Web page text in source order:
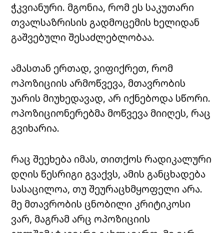
ჭკვიანური. მგონია, რომ ეს საკუთარი
თვალსაზრისის გადმოცემის ხელიდან
გაშვებული შესაძლებლობაა.
ამასთან ერთად, ვიფიქრეთ, რომ
ოპოზიციის არმოწვევა, მთავრობის
უარის მიუხედავად, არ იქნებოდა სწორი.
ოპოზიციონერებმა მოწვევა მიიღეს, რაც
გვიხარია.
რაც შეეხება იმას, თითქოს რადიკალური
დღის წესრიგი გვაქვს, ამის განცხადება
სასაცილოა, თუ შეურაცხმყოფელი არა.
მე მთავრობის ცნობილი კრიტიკოსი
ვარ, მაგრამ არც ოპოზიციის